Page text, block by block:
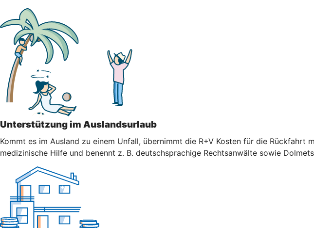
Unterstützung im Auslandsurlaub
Kommt es im Ausland zu einem Unfall, übernimmt die R+V Kosten für die
medizinische Hilfe und benennt z. B. deutschsprachige Rechtsanwälte sowie